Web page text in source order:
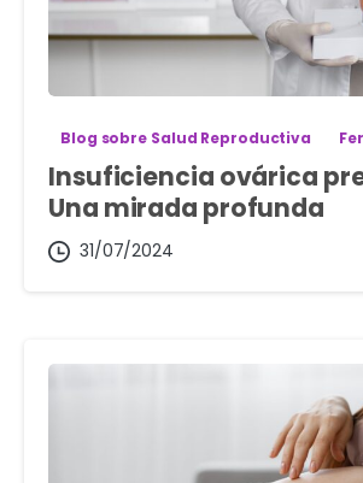
Blog sobre Salud Reproductiva
Insuficiencia ovárica
Una mirada profunda
31/07/2024